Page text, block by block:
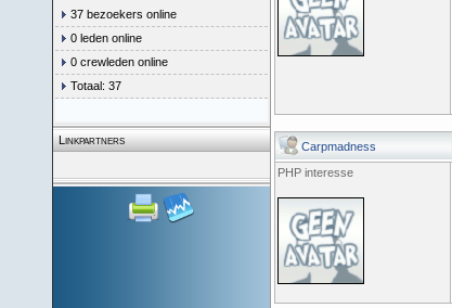
37 bezoekers online
0 leden online
0 crewleden online
Totaal: 37
Linkpartners Carpmadness
PHP interesse